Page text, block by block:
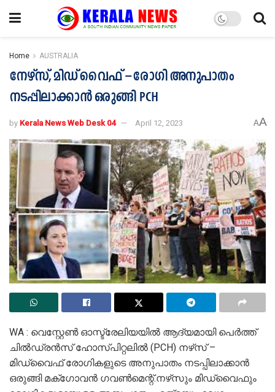
Home AUSTRALIA
നേഴ്സ്, മിഡ് വൈഫ് – രോഗി അനുപാതം
നടപ്പിലാക്കാൻ ഒരുങ്ങി PCH
by Kerala News Web Desk 04 April 12, 2023 AA
WA : വെസ്റ്റേൺ ഓസ്ട്രേലിയയിൽ ആദ്യമായി പെർത്ത്
ചിൽഡ്രൻസ് ഹോസ്പിറ്റലിൽ (PCH) നഴ്‌സ് –
മിഡ്‌വൈഫ് രോഗികളുടെ അനുപാതം നടപ്പിലാക്കാൻ
ഒരുങ്ങി മക്‌ഗോവൻ ഗവൺമെന്റ്.നഴ്‌സും മിഡ്‌വൈഫും